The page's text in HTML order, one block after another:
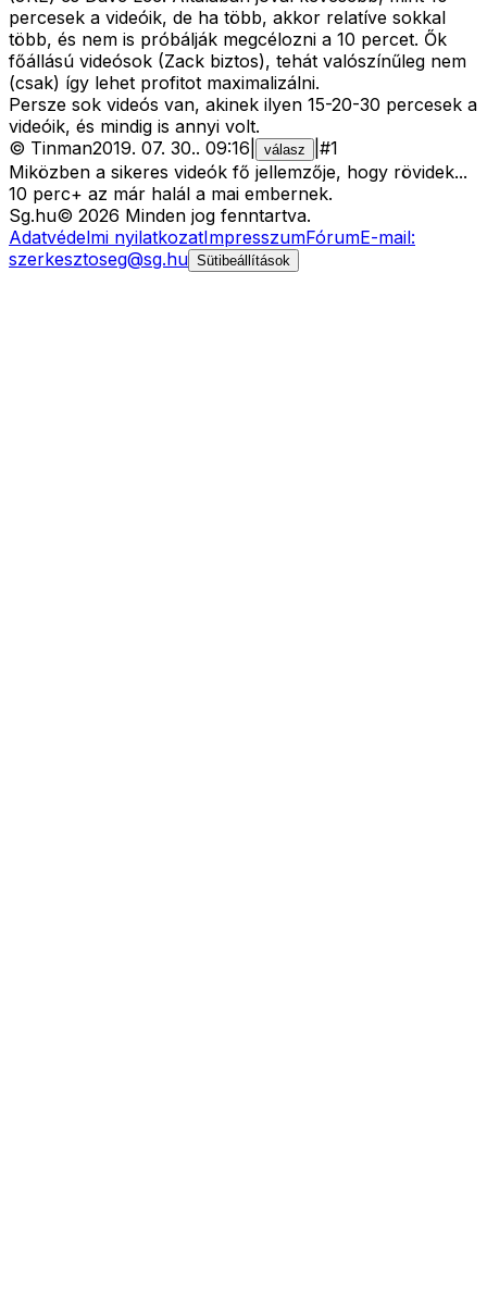
percesek a videóik, de ha több, akkor relatíve sokkal
több, és nem is próbálják megcélozni a 10 percet. Ők
főállású videósok (Zack biztos), tehát valószínűleg nem
(csak) így lehet profitot maximalizálni.
Persze sok videós van, akinek ilyen 15-20-30 percesek a
videóik, és mindig is annyi volt.
© Tinman2019. 07. 30.. 09:16 válasz #1
Miközben a sikeres videók fő jellemzője, hogy rövidek...
10 perc+ az már halál a mai embernek.
Sg.hu© 2026 Minden jog fenntartva.
Adatvédelmi nyilatkozatImpresszumFórumE-mail:
szerkesztoseg@sg.hu Sütibeállítások